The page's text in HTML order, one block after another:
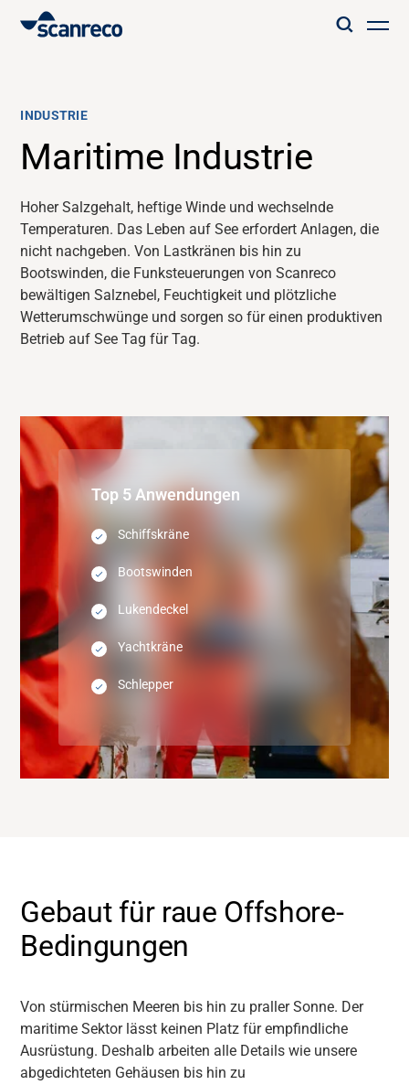
Branchen
Wissenszentrum
INDUSTRIE
Maritime Industrie
Hoher Salzgehalt, heftige Winde und wechselnde
Temperaturen. Das Leben auf See erfordert Anlagen, die
nicht nachgeben. Von Lastkränen bis hin zu
Bootswinden, die Funksteuerungen vonScanreco
bewältigen Salznebel, Feuchtigkeit und plötzliche
Wetterumschwünge und sorgen so für einen produktiven
Betrieb auf See Tag für Tag.
Top 5 Anwendungen
Schiffskräne
Bootswinden
Lukendeckel
Yachtkräne
Schlepper
Gebaut für raue Offshore-
Bedingungen
Von stürmischen Meeren bis hin zu praller Sonne. Der
maritime Sektor lässt keinen Platz für empfindliche
Ausrüstung. Deshalb arbeiten alle Details wie unsere
abgedichteten Gehäusen bis hin zu